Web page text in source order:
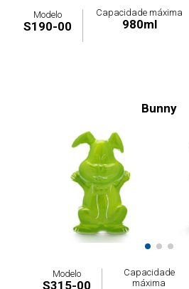
Modelo
S190-00
Capacidade máxima
980ml
Bunny
Modelo
S315-00
Capacidade
máxima